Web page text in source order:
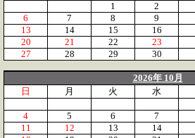
1
2
6
7 8 9
13
14 15 16
20
21 22 23
27
28 29 30
2026年 10月
日
月 火 水
4
5 6 7
11
12 13 14